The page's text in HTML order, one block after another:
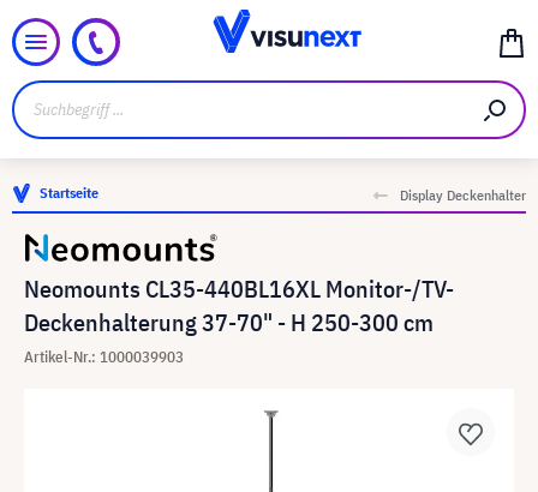
Startseite Display Deckenhalter
Neomounts CL35-440BL16XL Monitor-/TV-
Deckenhalterung 37-70" - H 250-300 cm
Artikel-Nr.: 1000039903